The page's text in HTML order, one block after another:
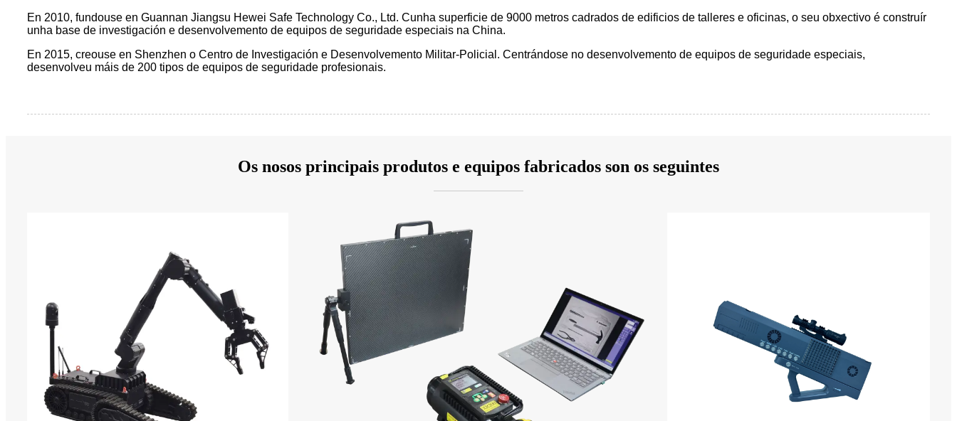
En 2010, fundouse en Guannan Jiangsu Hewei Safe Technology Co., Ltd. Cunha superficie de 9000 metros cadrados de edificios de talleres e oficinas, o seu obxectivo é construír
unha base de investigación e desenvolvemento de equipos de seguridade especiais na China.
En 2015, creouse en Shenzhen o Centro de Investigación e Desenvolvemento Militar-Policial. Centrándose no desenvolvemento de equipos de seguridade especiais,
desenvolveu máis de 200 tipos de equipos de seguridade profesionais.
Os nosos principais produtos e equipos fabricados son os seguintes